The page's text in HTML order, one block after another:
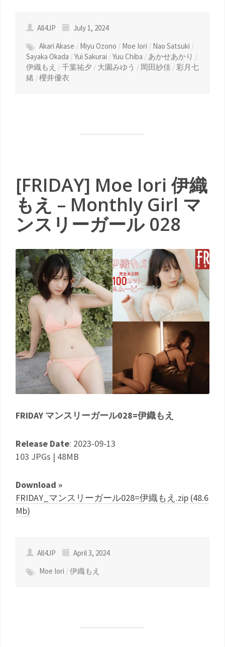
All4JP
July 1, 2024
Akari Akase / Miyu Ozono / Moe Iori / Nao Satsuki /
Sayaka Okada /Yui Sakurai /Yuu Chiba / あかせあかり /
伊織もえ /千葉祐夕 / 大園みゆう / 岡田紗佳 /彩月七
緒 /櫻井優衣
[FRIDAY] Moe Iori 伊織
もえ – Monthly Girl マ
ンスリーガール 028
FRIDAY マンスリーガール028=伊織もえ
Release Date: 2023-09-13
103 JPGs | 48MB
Download »
FRIDAY_マンスリーガール028=伊織もえ.zip (48.6
Mb)
All4JP
April 3, 2024
Moe Iori /伊織もえ